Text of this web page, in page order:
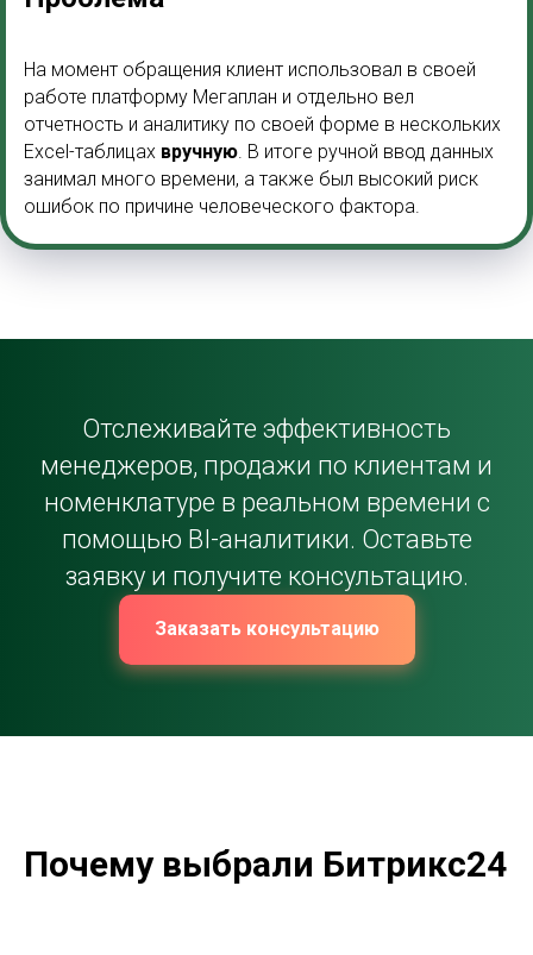
На момент обращения клиент использовал в своей
работе платформу Мегаплан и отдельно вел
отчетность и аналитику по своей форме в нескольких
Excel-таблицах вручную . В итоге ручной ввод данных
занимал много времени, а также был высокий риск
ошибок по причине человеческого фактора.
Отслеживайте эффективность
менеджеров, продажи по клиентам и
номенклатуре в реальном времени с
помощью BI-аналитики. Оставьте
заявку и получите консультацию.
Заказать консультацию
Почему выбрали Битрикс24